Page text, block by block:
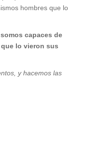
hombres que lo
somos capaces de
lo vieron sus
y hacemos las